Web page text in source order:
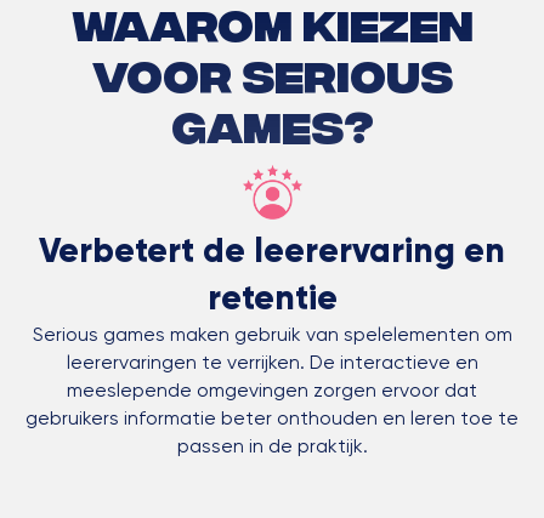
Waarom kiezen
voor serious
games?
Verbetert de leerervaring en
retentie
Serious games maken gebruik van spelelementen om
leerervaringen te verrijken. De interactieve en
meeslepende omgevingen zorgen ervoor dat
gebruikers informatie beter onthouden en leren toe te
passen in de praktijk.